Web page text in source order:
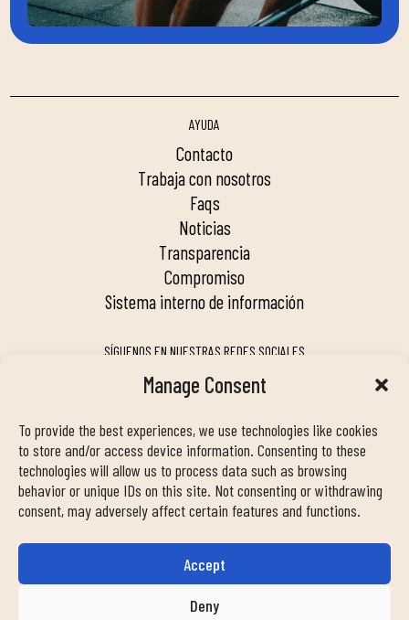
Manage Consent
To provide the best experiences, we use technologies like cookies
to store and/or access device information. Consenting to these
technologies will allow us to process data such as browsing
behavior or unique IDs on this site. Not consenting or withdrawing
consent, may adversely affect certain features and functions.
Accept
Deny
AYUDA
contacto
trabaja con nosotros
faqs
noticias
transparencia
compromiso
sistema interno de información
SÍGUENOS EN NUESTRAS REDES SOCIALES
MY DUIN APP
INFORMACIÓN DE CONTACTO